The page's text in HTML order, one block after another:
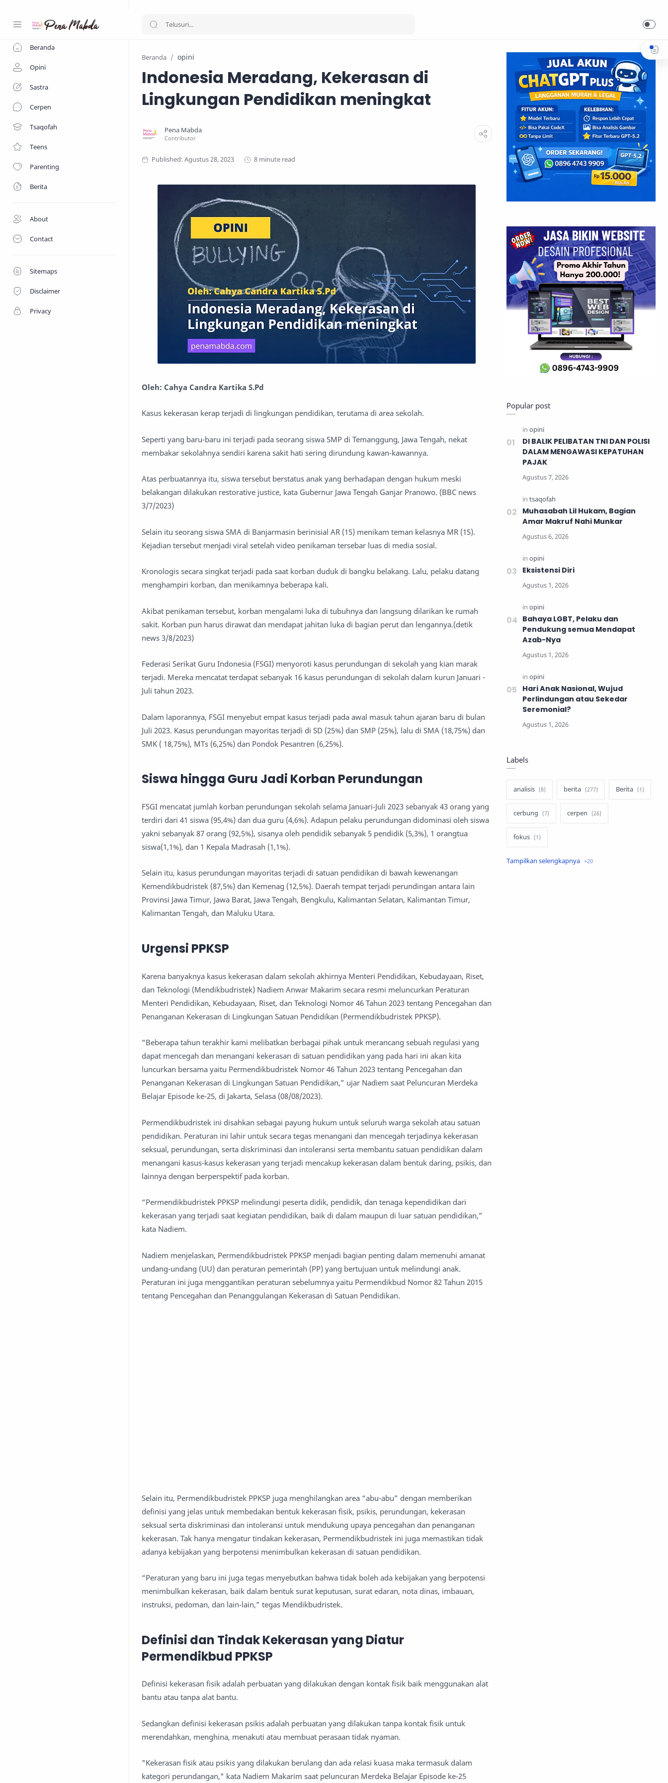
Beranda
Opini
Sastra
Cerpen
Tsaqofah
Teens
Parenting
Berita
About
Contact
Sitemaps
Disclaimer
Privacy
Beranda opini
Indonesia Meradang, Kekerasan di
Lingkungan Pendidikan meningkat
8 minute read
Oleh: Cahya Candra Kartika S.Pd
Kasus kekerasan kerap terjadi di lingkungan pendidikan, terutama di area sekolah.
Seperti yang baru-baru ini terjadi pada seorang siswa SMP di Temanggung, Jawa Tengah, nekat
membakar sekolahnya sendiri karena sakit hati sering dirundung kawan-kawannya.
Atas perbuatannya itu, siswa tersebut berstatus anak yang berhadapan dengan hukum meski
belakangan dilakukan restorative justice, kata Gubernur Jawa Tengah Ganjar Pranowo. (BBC news
3/7/2023)
Selain itu seorang siswa SMA di Banjarmasin berinisial AR (15) menikam teman kelasnya MR (15).
Kejadian tersebut menjadi viral setelah video penikaman tersebar luas di media sosial.
Kronologis secara singkat terjadi pada saat korban duduk di bangku belakang. Lalu, pelaku datang
menghampiri korban, dan menikamnya beberapa kali.
Akibat penikaman tersebut, korban mengalami luka di tubuhnya dan langsung dilarikan ke rumah
sakit. Korban pun harus dirawat dan mendapat jahitan luka di bagian perut dan lengannya.(detik
news 3/8/2023)
Federasi Serikat Guru Indonesia (FSGI) menyoroti kasus perundungan di sekolah yang kian marak
terjadi. Mereka mencatat terdapat sebanyak 16 kasus perundungan di sekolah dalam kurun Januari -
Juli tahun 2023.
Dalam laporannya, FSGI menyebut empat kasus terjadi pada awal masuk tahun ajaran baru di bulan
Juli 2023. Kasus perundungan mayoritas terjadi di SD (25%) dan SMP (25%), lalu di SMA (18,75%) dan
SMK ( 18,75%), MTs (6,25%) dan Pondok Pesantren (6,25%).
Siswa hingga Guru Jadi Korban Perundungan
FSGI mencatat jumlah korban perundungan sekolah selama Januari-Juli 2023 sebanyak 43 orang yang
terdiri dari 41 siswa (95,4%) dan dua guru (4,6%). Adapun pelaku perundungan didominasi oleh siswa
yakni sebanyak 87 orang (92,5%), sisanya oleh pendidik sebanyak 5 pendidik (5,3%), 1 orangtua
siswa(1,1%), dan 1 Kepala Madrasah (1,1%).
Selain itu, kasus perundungan mayoritas terjadi di satuan pendidikan di bawah kewenangan
Kemendikbudristek (87,5%) dan Kemenag (12,5%). Daerah tempat terjadi perundingan antara lain
Provinsi Jawa Timur, Jawa Barat, Jawa Tengah, Bengkulu, Kalimantan Selatan, Kalimantan Timur,
Kalimantan Tengah, dan Maluku Utara.
Urgensi PPKSP
Karena banyaknya kasus kekerasan dalam sekolah akhirnya Menteri Pendidikan, Kebudayaan, Riset,
dan Teknologi (Mendikbudristek) Nadiem Anwar Makarim secara resmi meluncurkan Peraturan
Menteri Pendidikan, Kebudayaan, Riset, dan Teknologi Nomor 46 Tahun 2023 tentang Pencegahan dan
Penanganan Kekerasan di Lingkungan Satuan Pendidikan (Permendikbudristek PPKSP).
“Beberapa tahun terakhir kami melibatkan berbagai pihak untuk merancang sebuah regulasi yang
dapat mencegah dan menangani kekerasan di satuan pendidikan yang pada hari ini akan kita
luncurkan bersama yaitu Permendikbudristek Nomor 46 Tahun 2023 tentang Pencegahan dan
Penanganan Kekerasan di Lingkungan Satuan Pendidikan,” ujar Nadiem saat Peluncuran Merdeka
Belajar Episode ke-25, di Jakarta, Selasa (08/08/2023).
Permendikbudristek ini disahkan sebagai payung hukum untuk seluruh warga sekolah atau satuan
pendidikan. Peraturan ini lahir untuk secara tegas menangani dan mencegah terjadinya kekerasan
seksual, perundungan, serta diskriminasi dan intoleransi serta membantu satuan pendidikan dalam
menangani kasus-kasus kekerasan yang terjadi mencakup kekerasan dalam bentuk daring, psikis, dan
lainnya dengan berperspektif pada korban.
“Permendikbudristek PPKSP melindungi peserta didik, pendidik, dan tenaga kependidikan dari
kekerasan yang terjadi saat kegiatan pendidikan, baik di dalam maupun di luar satuan pendidikan,”
kata Nadiem.
Nadiem menjelaskan, Permendikbudristek PPKSP menjadi bagian penting dalam memenuhi amanat
undang-undang (UU) dan peraturan pemerintah (PP) yang bertujuan untuk melindungi anak.
Peraturan ini juga menggantikan peraturan sebelumnya yaitu Permendikbud Nomor 82 Tahun 2015
tentang Pencegahan dan Penanggulangan Kekerasan di Satuan Pendidikan.
Selain itu, Permendikbudristek PPKSP juga menghilangkan area “abu-abu” dengan memberikan
definisi yang jelas untuk membedakan bentuk kekerasan fisik, psikis, perundungan, kekerasan
seksual serta diskriminasi dan intoleransi untuk mendukung upaya pencegahan dan penanganan
kekerasan. Tak hanya mengatur tindakan kekerasan, Permendikbudristek ini juga memastikan tidak
adanya kebijakan yang berpotensi menimbulkan kekerasan di satuan pendidikan.
“Peraturan yang baru ini juga tegas menyebutkan bahwa tidak boleh ada kebijakan yang berpotensi
menimbulkan kekerasan, baik dalam bentuk surat keputusan, surat edaran, nota dinas, imbauan,
instruksi, pedoman, dan lain-lain,” tegas Mendikbudristek.
Definisi dan Tindak Kekerasan yang Diatur
Permendikbud PPKSP
Definisi kekerasan fisik adalah perbuatan yang dilakukan dengan kontak fisik baik menggunakan alat
bantu atau tanpa alat bantu.
Sedangkan definisi kekerasan psikis adalah perbuatan yang dilakukan tanpa kontak fisik untuk
merendahkan, menghina, menakuti atau membuat perasaan tidak nyaman.
"Kekerasan fisik atau psikis yang dilakukan berulang dan ada relasi kuasa maka termasuk dalam
kategori perundangan," kata Nadiem Makarim saat peluncuran Merdeka Belajar Episode ke-25
Popular post
DI BALIK PELIBATAN TNI DAN POLISI
DALAM MENGAWASI KEPATUHAN
PAJAK
Muhasabah Lil Hukam, Bagian
Amar Makruf Nahi Munkar
Eksistensi Diri
Bahaya LGBT, Pelaku dan
Pendukung semua Mendapat
Azab-Nya
Hari Anak Nasional, Wujud
Perlindungan atau Sekedar
Seremonial?
Labels
analisis berita Berita
cerbung cerpen
fokus
hukum internasional